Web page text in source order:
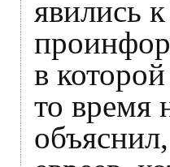
явились
в
то время